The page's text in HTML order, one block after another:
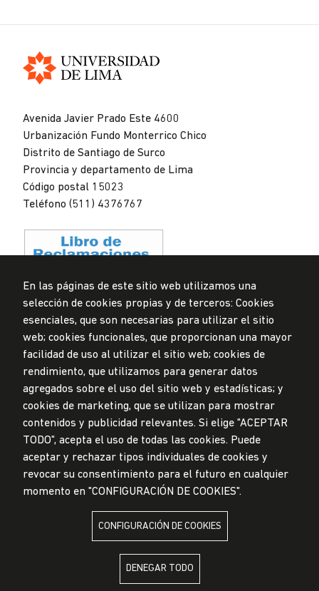
Avenida Javier Prado Este 4600
Urbanización Fundo Monterrico Chico
Distrito de Santiago de Surco
Provincia y departamento de Lima
Código postal 15023
Teléfono (511) 4376767
Privacidad de datos personales
Mesa de partes
© Universidad de Lima, 2024
Todos los derechos reservados
Diseñado porPartners
LA UNIVERSIDAD DE LIMA ES MIEMBRO DE
En las páginas de este sitio web utilizamos una
selección de cookies propias y de terceros: Cookies
esenciales, que son necesarias para utilizar el sitio
web; cookies funcionales, que proporcionan una mayor
facilidad de uso al utilizar el sitio web; cookies de
rendimiento, que utilizamos para generar datos
agregados sobre el uso del sitio web y estadísticas; y
cookies de marketing, que se utilizan para mostrar
contenidos y publicidad relevantes. Si elige "ACEPTAR
TODO", acepta el uso de todas las cookies. Puede
aceptar y rechazar tipos individuales de cookies y
revocar su consentimiento para el futuro en cualquier
momento en "CONFIGURACIÓN DE COOKIES".
CONFIGURACIÓN DE COOKIES
DENEGAR TODO